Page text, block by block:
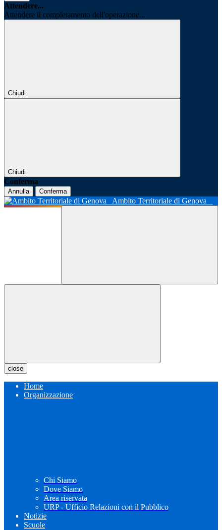
Attendere...
Attendere il completamento dell'operazione...
Chiudi
Chiudi
Conferma
Annulla Conferma
Ambito Territoriale di Genova
close
Home
Organizzazione
Chi Siamo
Dove Siamo
Area riservata
URP - Ufficio Relazioni con il Pubblico
Notizie
Scuole